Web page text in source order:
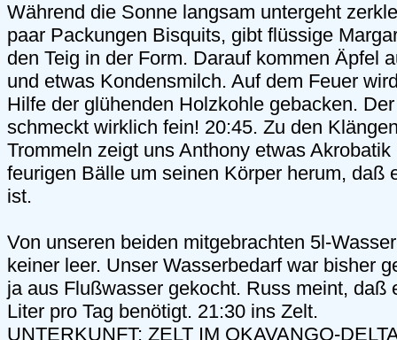
Während die Sonne langsam untergeht
paar Packungen Bisquits, gibt flüssige
den Teig in der Form. Darauf kommen Äpfel
und etwas Kondensmilch. Auf dem Feuer
Hilfe der glühenden Holzkohle gebacken.
schmeckt wirklich fein! 20:45. Zu den
Trommeln zeigt uns Anthony etwas
feurigen Bälle um seinen Körper herum, daß
ist.
Von unseren beiden mitgebrachten 5l-
keiner leer. Unser Wasserbedarf war bisher
ja aus Flußwasser gekocht. Russ meint, daß
Liter pro Tag benötigt. 21:30 ins Zelt.
UNTERKUNFT: ZELT IM OKAVANGO-